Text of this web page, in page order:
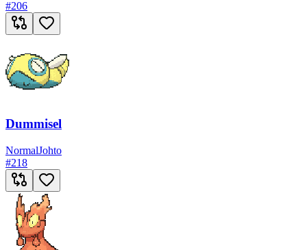
#206
Dummisel
NormalJohto
#218